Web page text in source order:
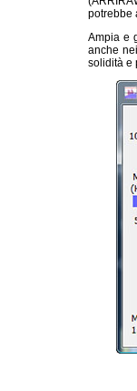
potrebbe
Ampia e
anche
solidità e